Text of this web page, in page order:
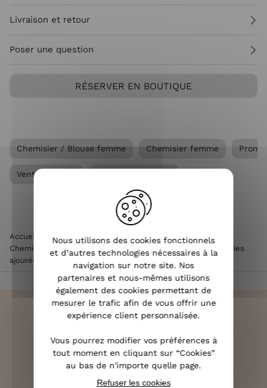
Livraison et retour
Poser une question
RÉSERVER EN BOUTIQUE
Chemisier / Blouse femme Chemisier femme
Ventes privées
Accueil Vêtements femme Chemisier / Blouse femme
Chemisier femme
>
Chemisier femme blanc broderies fleuries
ajourées Leonora
LIVRAISON RAPIDE
OFFERTE DÈS 70€
Nous utilisons des cookies fonctionnels
et d’autres technologies nécessaires à la
navigation sur notre site. Nos
partenaires et nous-mêmes utilisons
également des cookies permettant de
mesurer le trafic afin de vous offrir une
expérience client personnalisée.
Vous pourrez modifier vos préférences à
tout moment en cliquant sur “Cookies”
au bas de n'importe quelle page.
Refuser les cookies